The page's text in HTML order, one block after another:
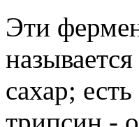
Эти
сахар;